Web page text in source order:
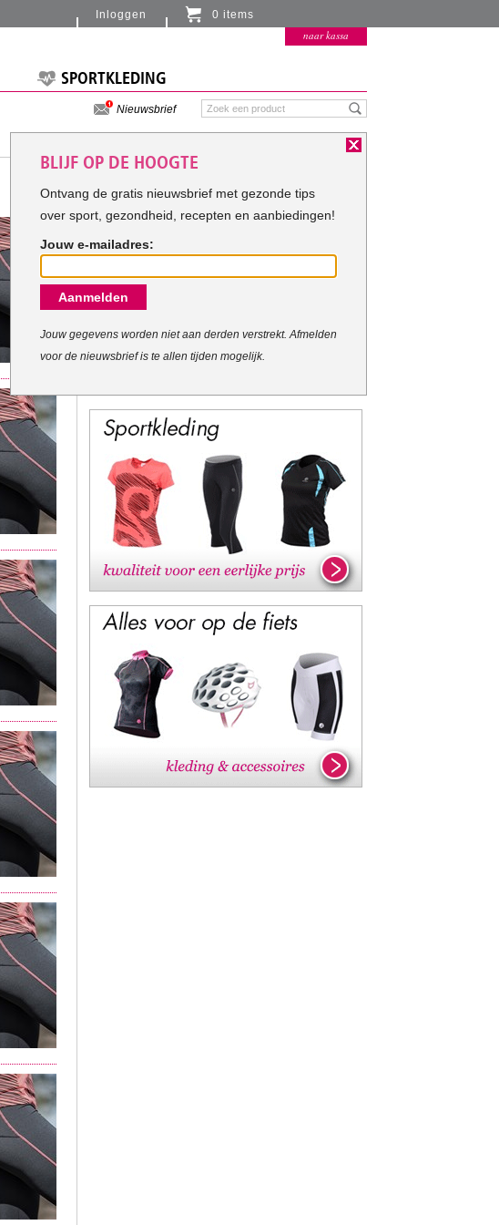
SPORTKLEDING
Nieuwsbrief
Inloggen 0 items
Er zitten momenteel geen artikelen in de
naar kassa
BLIJF OP DE HOOGTE
Ontvang de gratis nieuwsbrief met gezonde tips
over sport, gezondheid, recepten en aanbiedingen!
Jouw e-mailadres:
Aanmelden
Jouw gegevens worden niet aan derden verstrekt. Afmelden
voor de nieuwsbrief is te allen tijden mogelijk.